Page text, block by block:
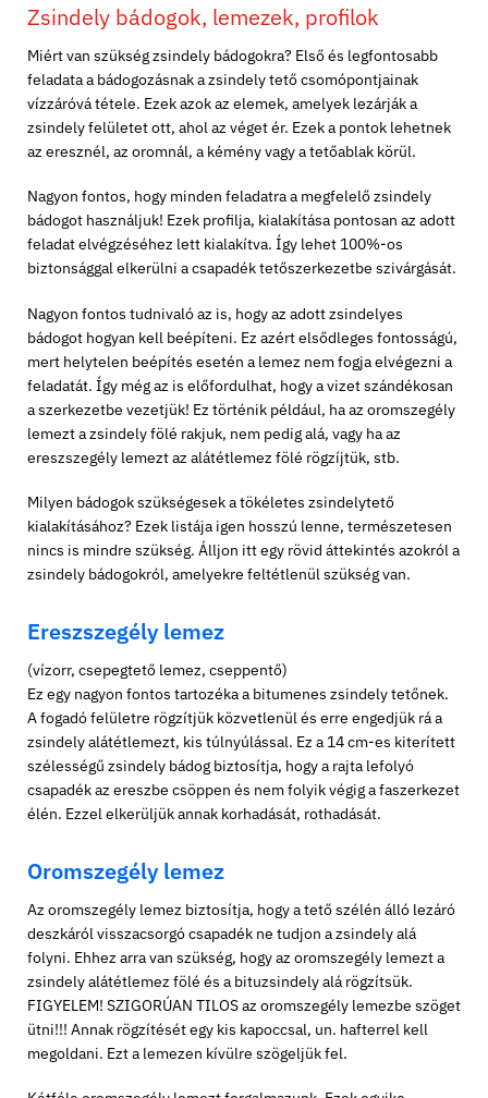
Zsindely bádogok, lemezek, profilok
Miért van szükség zsindely bádogokra? Első és legfontosabb
feladata a bádogozásnak a zsindely tető csomópontjainak
vízzáróvá tétele. Ezek azok az elemek, amelyek lezárják a
zsindely felületet ott, ahol az véget ér. Ezek a pontok lehetnek
az eresznél, az oromnál, a kémény vagy a tetőablak körül.
Nagyon fontos, hogy minden feladatra a megfelelő zsindely
bádogot használjuk! Ezek profilja, kialakítása pontosan az adott
feladat elvégzéséhez lett kialakítva. Így lehet 100%-os
biztonsággal elkerülni a csapadék tetőszerkezetbe szivárgását.
Nagyon fontos tudnivaló az is, hogy az adott zsindelyes
bádogot hogyan kell beépíteni. Ez azért elsődleges fontosságú,
mert helytelen beépítés esetén a lemez nem fogja elvégezni a
feladatát. Így még az is előfordulhat, hogy a vizet szándékosan
a szerkezetbe vezetjük! Ez történik például, ha az oromszegély
lemezt a zsindely fölé rakjuk, nem pedig alá, vagy ha az
ereszszegély lemezt az alátétlemez fölé rögzíjtük, stb.
Milyen bádogok szükségesek a tökéletes zsindelytető
kialakításához? Ezek listája igen hosszú lenne, természetesen
nincs is mindre szükség. Álljon itt egy rövid áttekintés azokról a
zsindely bádogokról, amelyekre feltétlenül szükség van.
Ereszszegély lemez
(vízorr, csepegtető lemez, cseppentő)
Ez egy nagyon fontos tartozéka a bitumenes zsindely tetőnek.
A fogadó felületre rögzítjük közvetlenül és erre engedjük rá a
zsindely alátétlemezt, kis túlnyúlással. Ez a 14 cm-es kiterített
szélességű zsindely bádog biztosítja, hogy a rajta lefolyó
csapadék az ereszbe csöppen és nem folyik végig a faszerkezet
élén. Ezzel elkerüljük annak korhadását, rothadását.
Oromszegély lemez
Az oromszegély lemez biztosítja, hogy a tető szélén álló lezáró
deszkáról visszacsorgó csapadék ne tudjon a zsindely alá
folyni. Ehhez arra van szükség, hogy az oromszegély lemezt a
zsindely alátétlemez fölé és a bituzsindely alá rögzítsük.
FIGYELEM! SZIGORÚAN TILOS az oromszegély lemezbe szöget
ütni!!! Annak rögzítését egy kis kapoccsal, un. hafterrel kell
megoldani. Ezt a lemezen kívülre szögeljük fel.